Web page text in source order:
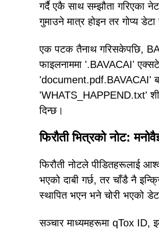
गर्दै एकै साथ सम्झौता गरिएका
गुमाउने मात्र होइन तर गोप्य
एक पटक तैनाथ गरिसकेपछि,
फाइलनाममा '.BAVACAI'
'document.pdf.BAVACAI'
'WHATS_HAPPEND.txt'
दिन्छ।
फिरौती भित्रको नोट:
फिरौती नोटले पीडितहरूलाई
भएको दाबी गर्छ, तर चाँडै नै
स्थापित भएन भने चोरी भएको
सञ्चार माध्यमहरूमा qTox ID,